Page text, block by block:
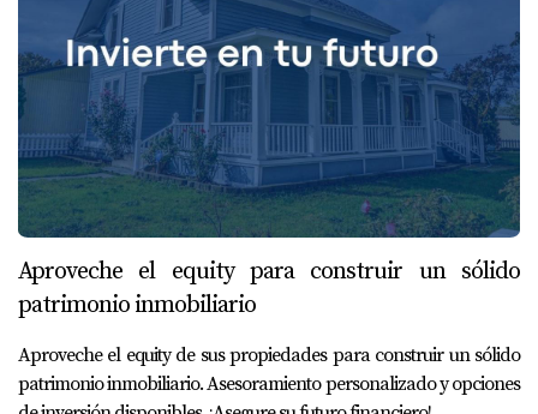
Aproveche el equity para construir un sólido
patrimonio inmobiliario
Aproveche el equity de sus propiedades para construir un sólido
patrimonio inmobiliario. Asesoramiento personalizado y opciones